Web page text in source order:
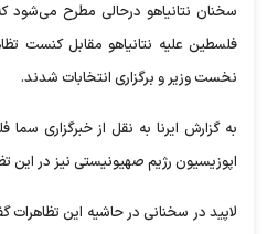
سخنان نتانیاهو درحالی مطرح می‌شود
فلسطین علیه نتانیاهو مقابل کنست
نخست وزیر و برگزاری انتخابات شدند.
به گزارش ایرنا به نقل از خبرگزاری سما
اپوزیسیون رژیم صهیونیستی نیز در این
لاپید در سخنانی در حاشیه این تظاهرات